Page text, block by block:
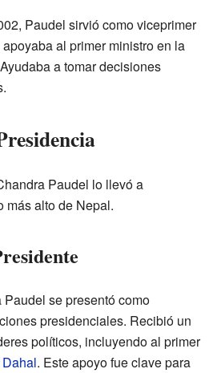
Paudel sirvió como viceprimer
al primer ministro en la
a tomar decisiones
Paudel lo llevó a
más alto de Nepal.
se presentó como
presidenciales. Recibió un
políticos, incluyendo al primer
. Este apoyo fue clave para